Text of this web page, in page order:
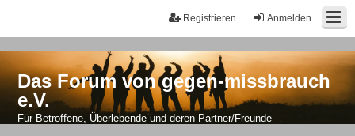
Anmelden
Registrieren
Das Forum von gegen-missbrauch
e.V.
Für Betroffene, Überlebende und deren Partner/Freunde